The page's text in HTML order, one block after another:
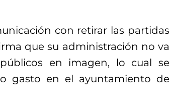
con retirar las partidas
que su administración no va
en imagen, lo cual se
gasto en el ayuntamiento de